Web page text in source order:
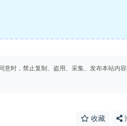
时，禁止复制、盗用、采集、发布本站内容
收藏